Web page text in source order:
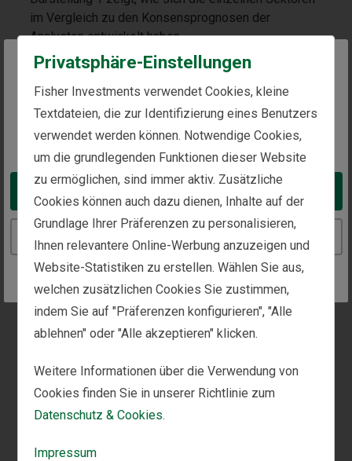
The website you are trying to reach is
intended for investors in Switzerland
You appear to be in the United States
Take me to the United States website
im Vergleich zu den Konsensprognosen der
Analysten entwickelt haben.
Darstellung 1: Die Ergebnisse des ersten
Privatsphäre-Einstellungen
Fisher Investments verwendet Cookies, kleine
Textdateien, die zur Identifizierung eines Benutzers
verwendet werden können. Notwendige Cookies,
um die grundlegenden Funktionen dieser Website
zu ermöglichen, sind immer aktiv. Zusätzliche
Cookies können auch dazu dienen, Inhalte auf der
Grundlage Ihrer Präferenzen zu personalisieren,
Ihnen relevantere Online-Werbung anzuzeigen und
Website-Statistiken zu erstellen. Wählen Sie aus,
welchen zusätzlichen Cookies Sie zustimmen,
indem Sie auf "Präferenzen konfigurieren", "Alle
ablehnen" oder "Alle akzeptieren" klicken.
Weitere Informationen über die Verwendung von
Cookies finden Sie in unserer Richtlinie zum
Datenschutz & Cookies.
Impressum